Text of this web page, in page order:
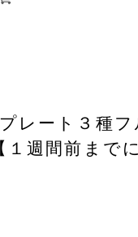
レート３種
週間前まで